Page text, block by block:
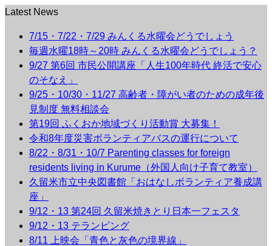
Latest News
7/15・7/22・7/29 みんくる水曜会どうでしょう
毎週水曜18時～20時 みんくる水曜会どうでしょう？
9/27 第6回 市民公開講座「人生100年時代 終活で安心
のそなえ」
9/25・10/30・11/27 高齢者・障がい者のための成年後
見制度 無料相談会
第19回 ふくおか地域づくり活動賞 大募集！
令和8年度災害ボランティアバスの運行について
8/22・8/31・10/7 Parenting classes for foreign
residents living in Kurume（外国人向け子育て教室）
久留米市立中央図書館「おはなしボランティア養成講
座」
9/12・13 第24回 久留米焼きとり日本一フェスタ
9/12・13 テランピング
8/11 上映会「青色と灰色の境界線」